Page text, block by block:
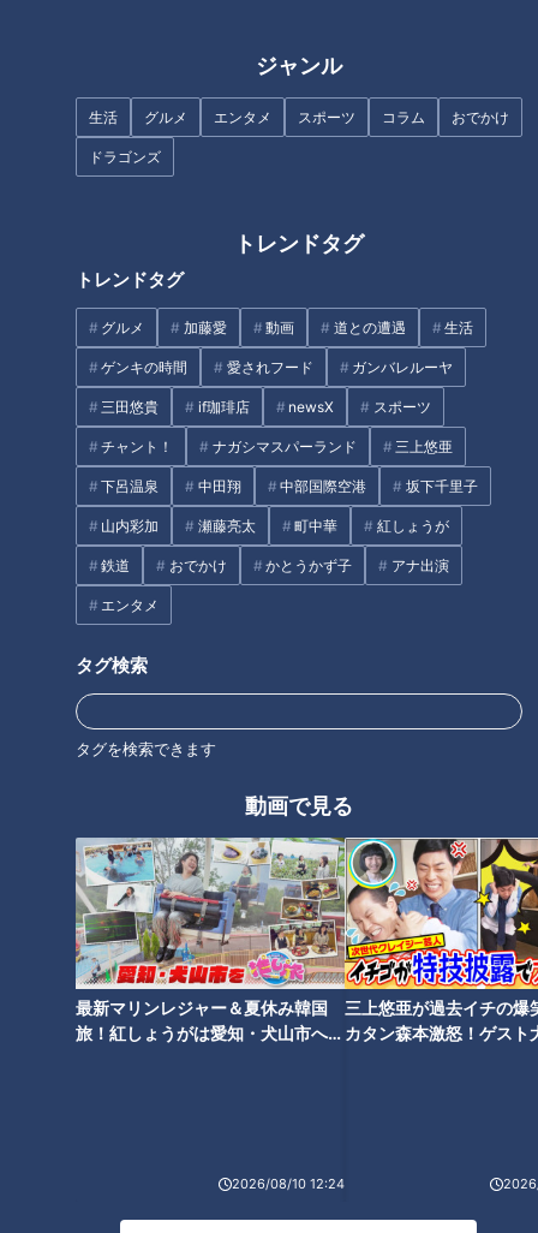
ジャンル
生活 グルメ エンタメ スポーツ コラム おでかけ
ドラゴンズ
トレンドタグ
トレンドタグ
グルメ 加藤愛 動画 道との遭遇 生活
ゲンキの時間 愛されフード ガンバレルーヤ
三田悠貴 if珈琲店 newsX スポーツ
チャント！ ナガシマスパーランド 三上悠亜
下呂温泉 中田翔 中部国際空港 坂下千里子
山内彩加 瀬藤亮太 町中華 紅しょうが
鉄道 おでかけ かとうかず子 アナ出演
エンタメ
タグ検索
タグを検索できます
動画で見る
最新マリンレジャー＆夏休み韓国
旅！紅しょうがは愛知・犬山市へ
2026/08/10 12:24
三上悠亜が過去イチの爆
カタン森本激怒！ゲスト
前列を初体験
作り方【キユーピー３分クッキ
ング】
タグ
グルメ おでかけ うなずキング 岐阜
花咲かタイムズ
オススメ関連コンテンツ
ね！」…世界一楽なスクワッ
ト！？ダイエットのスペシャリ
ストに学ぶ「無理なくやせる方
ら耳掃除！究極の欲求を実現し